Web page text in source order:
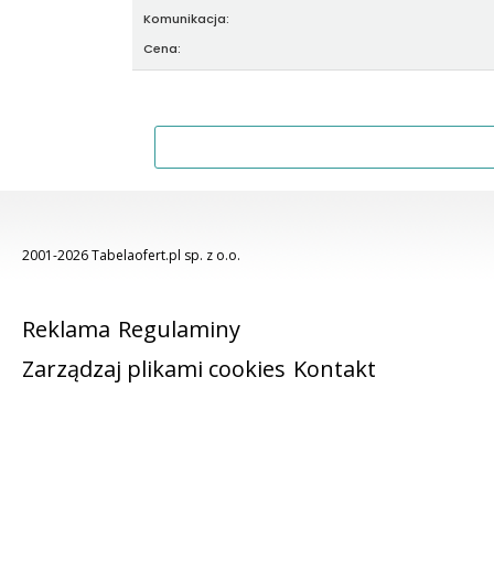
Komunikacja:
Cena:
2001-2026 Tabelaofert.pl sp. z o.o.
Reklama Regulaminy
Zarządzaj plikami cookies Kontakt